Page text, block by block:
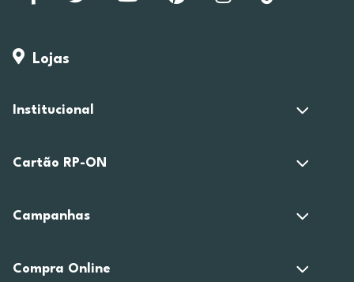
Lojas
Institucional
Cartão RP-ON
Campanhas
Compra Online